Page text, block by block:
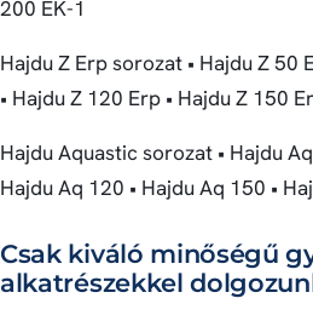
200 EK-1
Hajdu Z Erp sorozat • Hajdu Z 50
• Hajdu Z 120 Erp • Hajdu Z 150
Hajdu Aquastic sorozat • Hajdu
Hajdu Aq 120 • Hajdu Aq 150 •
Csak kiváló minőségű
alkatrészekkel